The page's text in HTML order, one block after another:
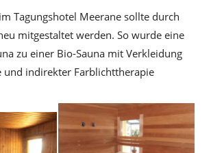
Tagungshotel Meerane sollte durch
mitgestaltet werden. So wurde eine
zu einer Bio-Sauna mit Verkleidung
und indirekter Farblichttherapie